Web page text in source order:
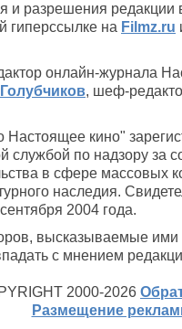
и разрешения редакции
гиперссылке на Filmz.ru
онлайн-журнала
, шеф-
кино"
службой по надзору за
в сфере массовых
наследия.
2004 года.
высказываемые ими
с мнением
2000-2026
Размещение